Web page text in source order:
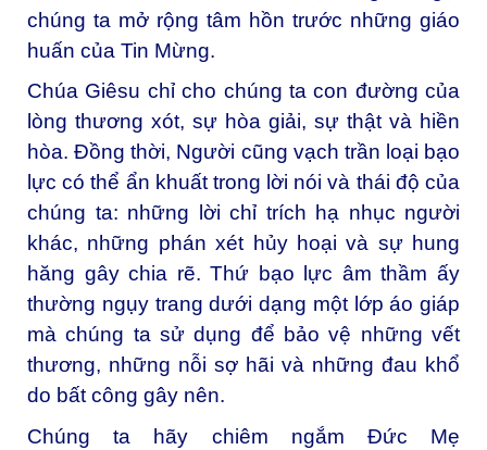
chúng ta mở rộng tâm hồn trước những giáo
huấn của Tin Mừng.
Chúa Giêsu chỉ cho chúng ta con đường của
lòng thương xót, sự hòa giải, sự thật và hiền
hòa. Đồng thời, Người cũng vạch trần loại bạo
lực có thể ẩn khuất trong lời nói và thái độ của
chúng ta: những lời chỉ trích hạ nhục người
khác, những phán xét hủy hoại và sự hung
hăng gây chia rẽ. Thứ bạo lực âm thầm ấy
thường ngụy trang dưới dạng một lớp áo giáp
mà chúng ta sử dụng để bảo vệ những vết
thương, những nỗi sợ hãi và những đau khổ
do bất công gây nên.
Chúng ta hãy chiêm ngắm Đức Mẹ